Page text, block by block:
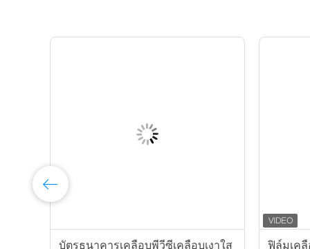
บัตรธนาคารเคลือบพีวีซีเคลือบเงาใส ฟิล์มเค